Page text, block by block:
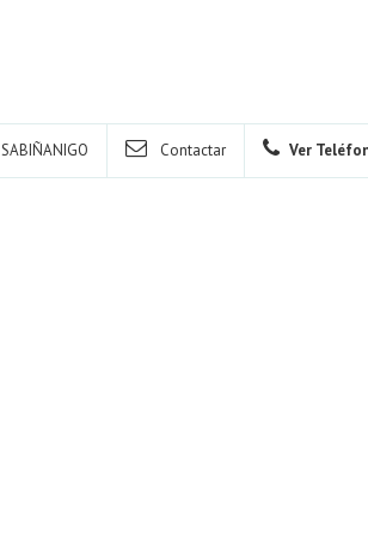
SABIÑANIGO Contactar Ver